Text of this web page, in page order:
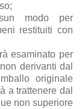
modo per
restituiti con
esaminato per
derivanti dal
originale
a trattenere dal
non superiore